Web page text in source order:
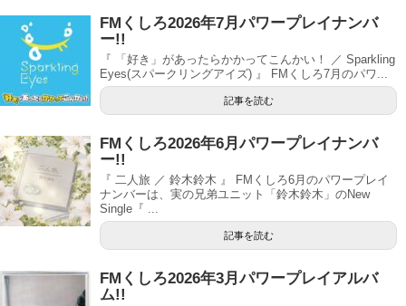
FMくしろ2026年7月パワープレイナンバ
ー!!
『 「好き」があったらかかってこんかい！ ／ Sparkling
Eyes(スパークリングアイズ) 』 FMくしろ7月のパワ...
記事を読む
FMくしろ2026年6月パワープレイナンバ
ー!!
『 二人旅 ／ 鈴木鈴木 』 FMくしろ6月のパワープレイ
ナンバーは、実の兄弟ユニット「鈴木鈴木」のNew
Single『 ...
記事を読む
FMくしろ2026年3月パワープレイアルバ
ム!!